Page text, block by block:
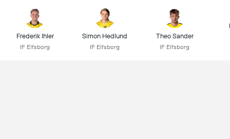
Frederik Ihler
IF Elfsborg
Simon Hedlund
IF Elfsborg
Theo Sander
IF Elfsborg